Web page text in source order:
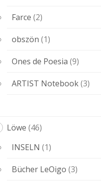
Farce (2)
obszön (1)
Ones de Poesia (9)
ARTIST Notebook (3)
Löwe (46)
INSELN (1)
Bücher LeOigo (3)